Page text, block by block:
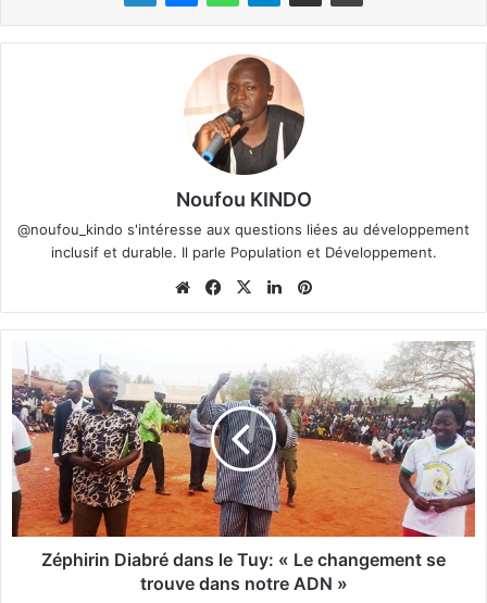
Noufou KINDO
@noufou_kindo s'intéresse aux questions liées au développement
inclusif et durable. Il parle Population et Développement.
We
bsi
Fa
ce
ok
X
Lin
ke ter
é
p
h
i
r
i
n
D
Zéphirin Diabré dans le Tuy: « Le changement se
trouve dans notre ADN »